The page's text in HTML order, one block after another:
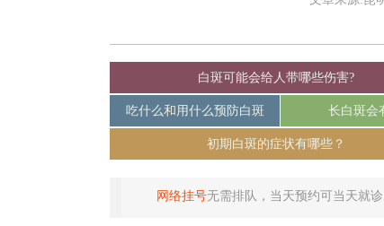
白斑可能会给人带哪些伤害?
吃什么和用什么预防白斑 长白斑会
初期白斑的症状有哪些？
网络挂号无需排队，当天预约可当天就